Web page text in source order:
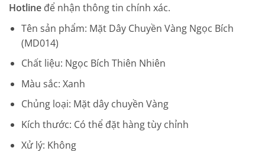
Hotline để nhận thông tin chính xác.
Tên sản phẩm: Mặt Dây Chuyền Vàng Ngọc Bích
(MD014)
Chất liệu: Ngọc Bích Thiên Nhiên
Màu sắc: Xanh
Chủng loại: Mặt dây chuyền Vàng
Kích thước: Có thể đặt hàng tùy chỉnh
Xử lý: Không